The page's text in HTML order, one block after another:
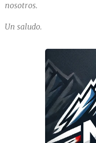
nosotros.
Un saludo.